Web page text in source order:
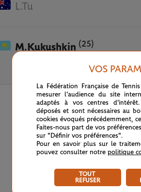
L.Tu
M.Kukushkin (25)
VOS
La Fédération Française de
mesurer l'audience du site
adaptés à vos centres
déposés et sont nécessaires au
cookies évoqués précédemment,
Faites-nous part de vos
sur "Définir vos préférences".
Pour en savoir plus sur le
pouvez consulter notre politique
TOUT
REFUSER